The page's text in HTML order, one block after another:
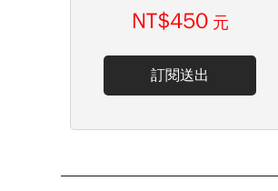
NT$450 元
訂閱送出